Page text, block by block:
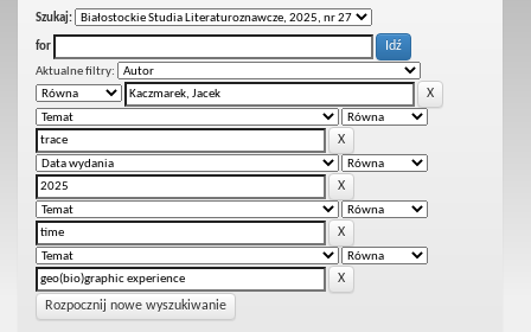
Szukaj:
for
Aktualne filtry:
Rozpocznij nowe wyszukiwanie